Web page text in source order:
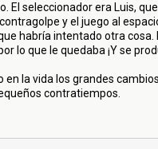
El seleccionador era Luis,
y el juego al
habría intentado otra cosa.
lo que le quedaba ¡Y se
en la vida los grandes
contratiempos.